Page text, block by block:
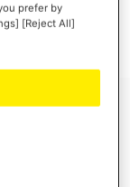
prefer by
[Reject All]